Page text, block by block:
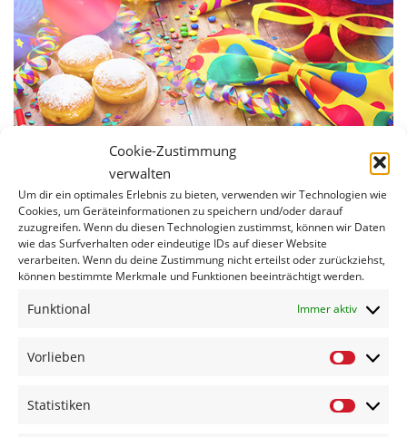
Cookie-Zustimmung
verwalten
Um dir ein optimales Erlebnis zu bieten, verwenden wir Technologien wie
Cookies, um Geräteinformationen zu speichern und/oder darauf
zuzugreifen. Wenn du diesen Technologien zustimmst, können wir Daten
wie das Surfverhalten oder eindeutige IDs auf dieser Website
verarbeiten. Wenn du deine Zustimmung nicht erteilst oder zurückziehst,
können bestimmte Merkmale und Funktionen beeinträchtigt werden.
Funktional Immer aktiv
Vorlieben Vorlieben
Statistiken
Durchatmen hieß es nach einer sehr schönen und intensiven
Jubiläumssaison anlässlich des 40. Ehrentages des CKV, bevor wieder viel
Zeit und Herzblut in die Vorbereitung der neuen Saison floss.
abgewandelten Abendveranstaltung, gute Erfahrungen sammeln. Am
voller Musik, Show, Tanz und unvergesslicher Momente freuen. Zu erleben
Hits der 60er, 70er, 80er und 90er Jahre.